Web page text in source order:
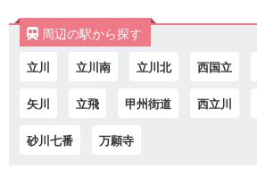
周辺の駅から探す
立川 立川南 立川北 西国立
矢川 立飛 甲州街道 西立川
砂川七番 万願寺